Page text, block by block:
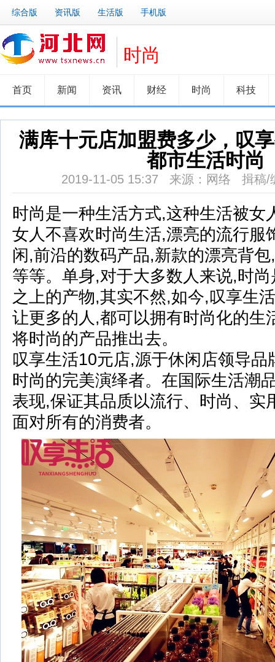
综合版 资讯版 生活版 手机版
时尚
首页 新闻 资讯 财经 时尚 科技
满库十元店加盟费多少，叹
都市生活时尚
2019-11-05 15:37 来源：网络 揖稿
时尚是一种生活方式,这种生活被女
女人不喜欢时尚生活,漂亮的流行服
闲,前沿的数码产品,新款的漂亮背
等等。单身,对于大多数人来说,时
之上的产物,其实不然,如今,叹享生
让更多的人,都可以拥有时尚化的生
将时尚的产品推出去。
叹享生活10元店,源于休闲店领导品
时尚的完美演绎者。在国际生活潮
表现,保证其品质以流行、时尚、实
面对所有的消费者。